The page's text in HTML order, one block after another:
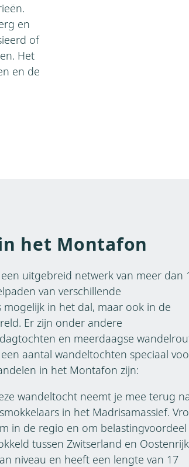
en
of
Het
en de
het Montafon
uitgebreid netwerk van meer dan
van verschillende
mogelijk in het dal, maar ook in de
Er zijn onder andere
en meerdaagse
aantal wandeltochten speciaal
in het Montafon zijn:
wandeltocht neemt je mee terug
in het Madrisamassief.
in de regio en om
tussen Zwitserland en
niveau en heeft een lengte van 17